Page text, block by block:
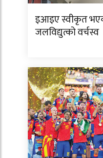
इआइए स्वीकृत
जलविद्युत्को वर्चस्व